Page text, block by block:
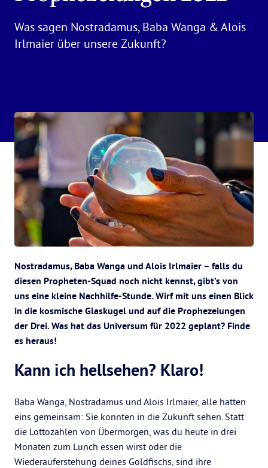
Was sagen Nostradamus, Baba Wanga & Alois
Irlmaier über unsere Zukunft?
Nostradamus, Baba Wanga und Alois Irlmaier – falls du
diesen Propheten-Squad noch nicht kennst, gibt’s von
uns eine kleine Nachhilfe-Stunde. Wirf mit uns einen Blick
in die kosmische Glaskugel und auf die Prophezeiungen
der Drei. Was hat das Universum für 2022 geplant? Finde
es heraus!
Kann ich hellsehen? Klaro!
Baba Wanga, Nostradamus und Alois Irlmaier, alle hatten
eins gemeinsam: Sie konnten in die Zukunft sehen. Statt
die Lottozahlen von Übermorgen, was du heute in drei
Monaten zum Lunch essen wirst oder die
Wiederauferstehung deines Goldfischs, sind ihre